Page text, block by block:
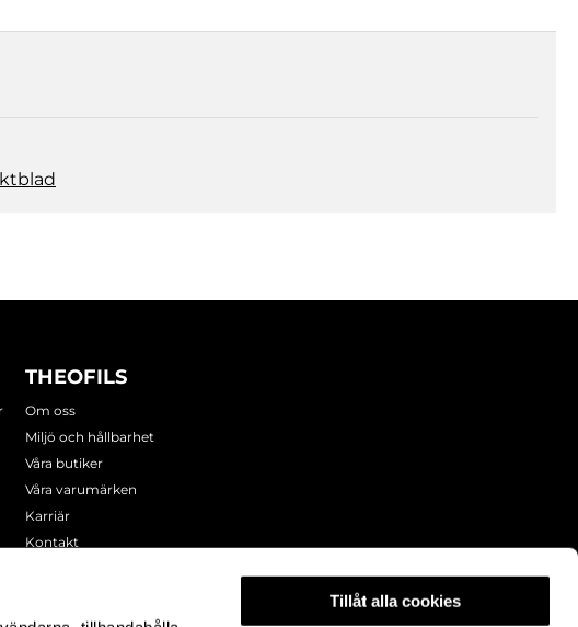
Tillåt alla cookies
THEOFILS
Om oss
Miljö och hållbarhet
Våra butiker
Våra varumärken
Karriär
Kontakt